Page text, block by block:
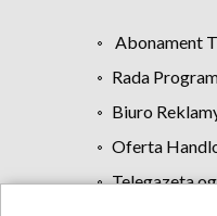
Abonament
Rada
Biuro
Oferta
Telegazeta